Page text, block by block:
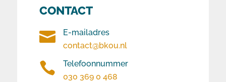
CONTACT

E-mailadres
contact@bkou.nl

Telefoonnummer
030 369 0 468